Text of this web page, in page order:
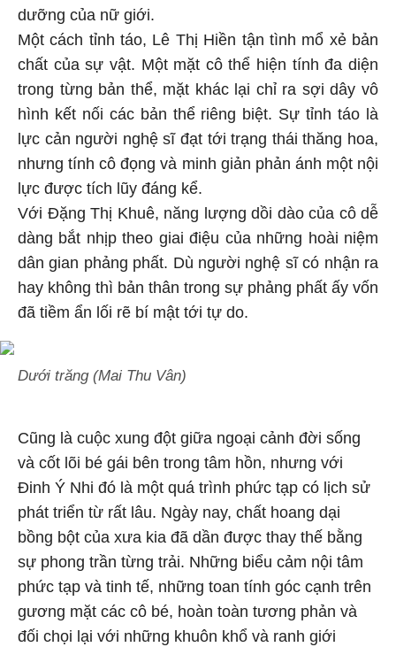
dưỡng của nữ giới.
Một cách tỉnh táo, Lê Thị Hiền tận tình mổ xẻ bản
chất của sự vật. Một mặt cô thể hiện tính đa diện
trong từng bản thể, mặt khác lại chỉ ra sợi dây vô
hình kết nối các bản thể riêng biệt. Sự tỉnh táo là
lực cản người nghệ sĩ đạt tới trạng thái thăng hoa,
nhưng tính cô đọng và minh giản phản ánh một nội
lực được tích lũy đáng kể.
Với Đặng Thị Khuê, năng lượng dồi dào của cô dễ
dàng bắt nhịp theo giai điệu của những hoài niệm
dân gian phảng phất. Dù người nghệ sĩ có nhận ra
hay không thì bản thân trong sự phảng phất ấy vốn
đã tiềm ẩn lối rẽ bí mật tới tự do.
Dưới trăng (Mai Thu Vân)
Cũng là cuộc xung đột giữa ngoại cảnh đời sống
và cốt lõi bé gái bên trong tâm hồn, nhưng với
Đinh Ý Nhi đó là một quá trình phức tạp có lịch sử
phát triển từ rất lâu. Ngày nay, chất hoang dại
bồng bột của xưa kia đã dần được thay thế bằng
sự phong trần từng trải. Những biểu cảm nội tâm
phức tạp và tinh tế, những toan tính góc cạnh trên
gương mặt các cô bé, hoàn toàn tương phản và
đối chọi lại với những khuôn khổ và ranh giới